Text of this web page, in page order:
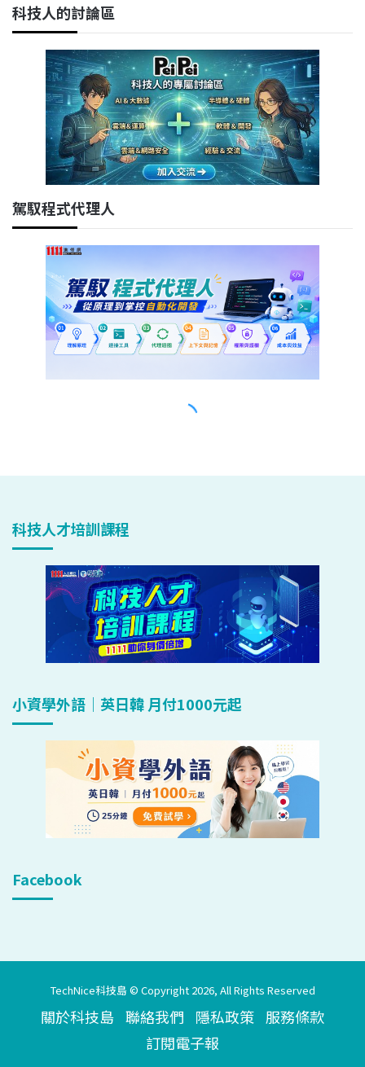
科技人才培訓課程
小資學外語｜英日韓 月付1000元起
Facebook
TechNice科技島 © Copyright 2026, All Rights Reserved
關於科技島 聯絡我們 隱私政策 服務條款
訂閱電子報